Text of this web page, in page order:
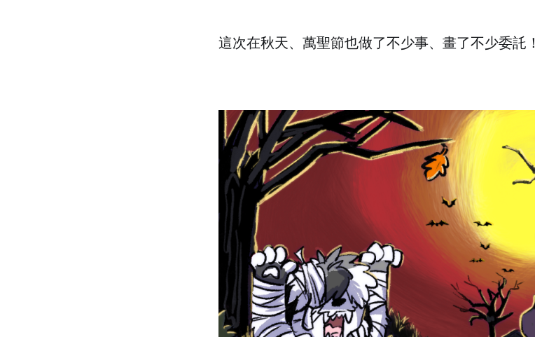
這次在秋天、萬聖節也做了不少事、畫了不少委託！